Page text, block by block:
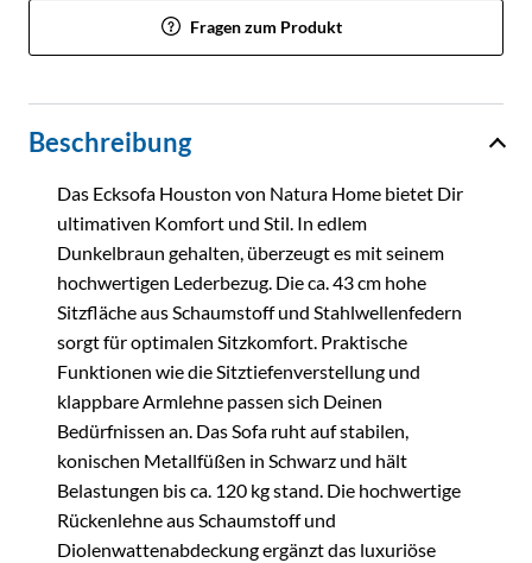
Fragen zum Produkt
Beschreibung
Das Ecksofa Houston von Natura Home bietet Dir
ultimativen Komfort und Stil. In edlem
Dunkelbraun gehalten, überzeugt es mit seinem
hochwertigen Lederbezug. Die ca. 43 cm hohe
Sitzfläche aus Schaumstoff und Stahlwellenfedern
sorgt für optimalen Sitzkomfort. Praktische
Funktionen wie die Sitztiefenverstellung und
klappbare Armlehne passen sich Deinen
Bedürfnissen an. Das Sofa ruht auf stabilen,
konischen Metallfüßen in Schwarz und hält
Belastungen bis ca. 120 kg stand. Die hochwertige
Rückenlehne aus Schaumstoff und
Diolenwattenabdeckung ergänzt das luxuriöse